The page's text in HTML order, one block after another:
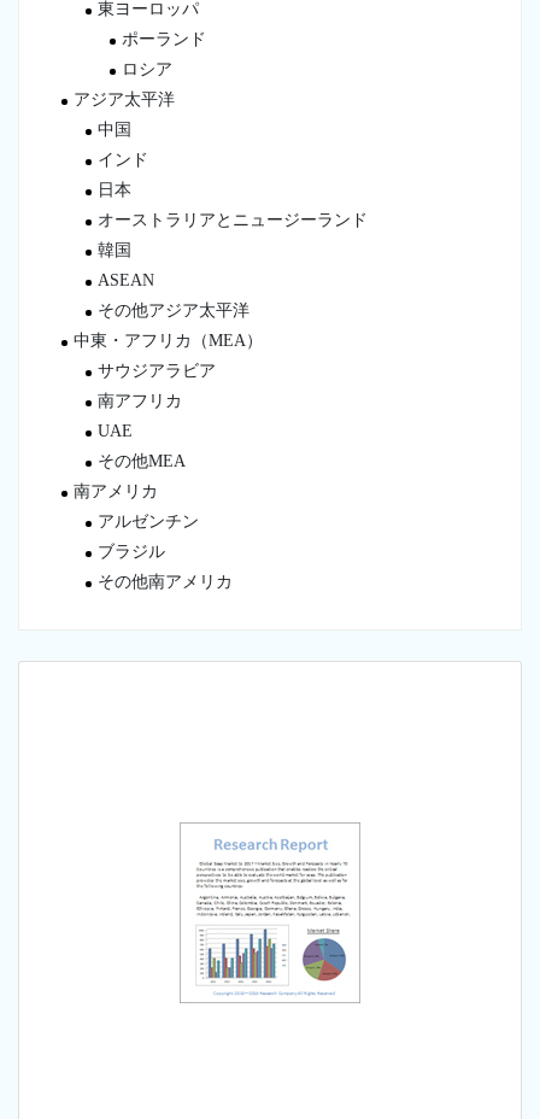
東ヨーロッパ
ポーランド
ロシア
アジア太平洋
中国
インド
日本
オーストラリアとニュージーランド
韓国
ASEAN
その他アジア太平洋
中東・アフリカ（MEA）
サウジアラビア
南アフリカ
UAE
その他MEA
南アメリカ
アルゼンチン
ブラジル
その他南アメリカ